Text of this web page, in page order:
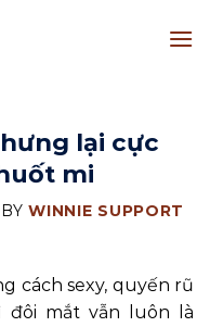
lại cực
mi
BYWINNIE SUPPORT
cách sexy, quyến rũ
đôi mắt vẫn luôn là